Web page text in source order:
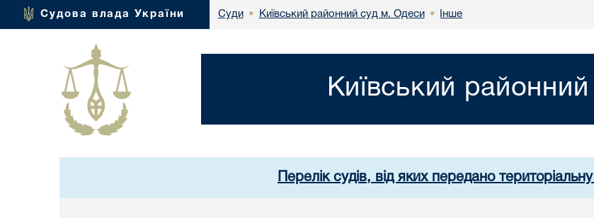
Судова влада України Суди • Київський районний суд м. Одеси • Інше
Київський
Перелік судів, від яких передано територіальну